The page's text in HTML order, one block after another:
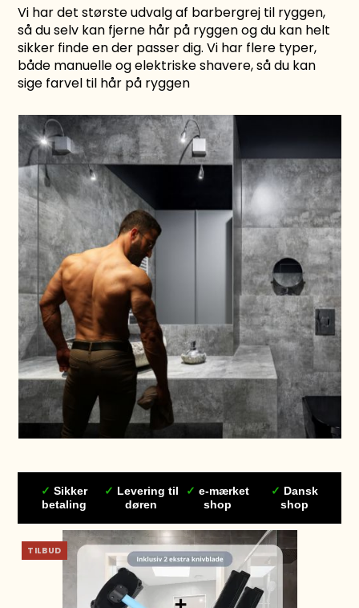
Vi har det største udvalg af barbergrej til ryggen,
så du selv kan fjerne hår på ryggen og du kan helt
sikker finde en der passer dig. Vi har flere typer,
både manuelle og elektriske shavere, så du kan
sige farvel til hår på ryggen
✓ Sikker
betaling
✓ Levering til
døren
✓ e-mærket
shop
✓ Dansk
shop
TILBUD